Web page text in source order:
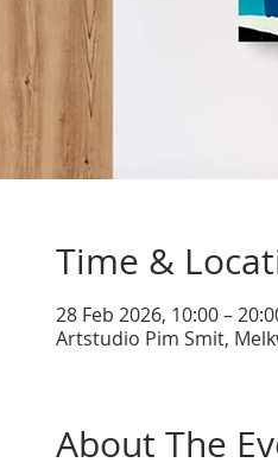
Time &
28 Feb 2026, 10:00 –
Artstudio Pim Smit,
About The